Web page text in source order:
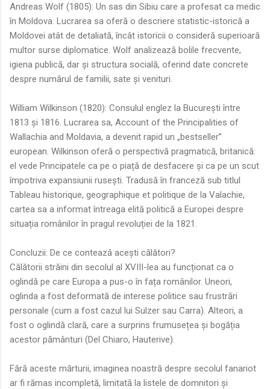
Andreas Wolf (1805): Un sas din Sibiu care a profesat ca medic
în Moldova. Lucrarea sa oferă o descriere statistic-istorică a
Moldovei atât de detaliată, încât istoricii o consideră superioară
multor surse diplomatice. Wolf analizează bolile frecvente,
igiena publică, dar și structura socială, oferind date concrete
despre numărul de familii, sate și venituri.
William Wilkinson (1820): Consulul englez la București între
1813 și 1816. Lucrarea sa, Account of the Principalities of
Wallachia and Moldavia, a devenit rapid un „bestseller”
european. Wilkinson oferă o perspectivă pragmatică, britanică:
el vede Principatele ca pe o piață de desfacere și ca pe un scut
împotriva expansiunii rusești. Tradusă în franceză sub titlul
Tableau historique, geographique et politique de la Valachie,
cartea sa a informat întreaga elită politică a Europei despre
situația românilor în pragul revoluției de la 1821.
Concluzii: De ce contează acești călători?
Călătorii străini din secolul al XVIII-lea au funcționat ca o
oglindă pe care Europa a pus-o în fața românilor. Uneori,
oglinda a fost deformată de interese politice sau frustrări
personale (cum a fost cazul lui Sulzer sau Carra). Alteori, a
fost o oglindă clară, care a surprins frumusețea și bogăția
acestor pământuri (Del Chiaro, Hauterive).
Fără aceste mărturii, imaginea noastră despre secolul fanariot
ar fi rămas incompletă, limitată la listele de domnitori și